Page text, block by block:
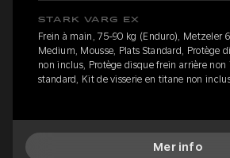
STARK VARG EX
Frein à main, 75-90 kg (Enduro), Metzeler
Medium, Mousse, Plats Standard, Protège
non inclus, Protège disque frein arrière non
standard, Kit de visserie en titane non
Mer info